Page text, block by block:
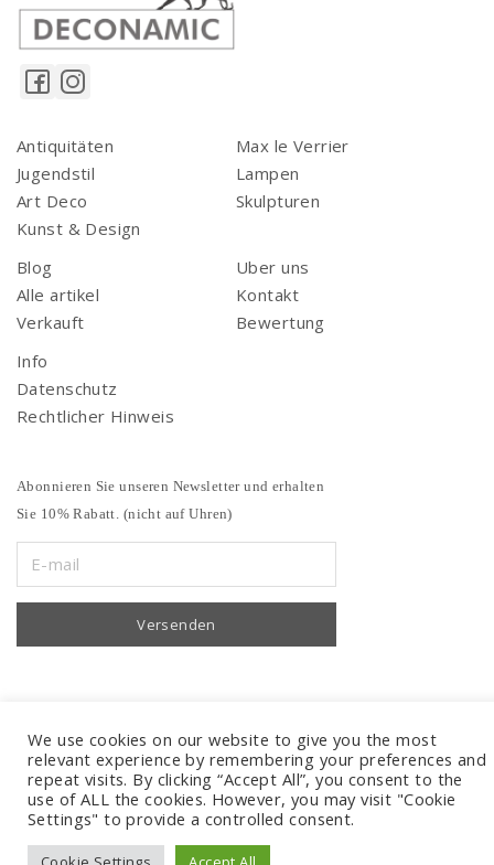
Antiquitäten
Jugendstil
Art Deco
Kunst & Design
Max le Verrier
Lampen
Skulpturen
Blog
Alle artikel
Verkauft
Uber uns
Kontakt
Bewertung
Info
Datenschutz
Rechtlicher Hinweis
Abonnieren Sie unseren Newsletter und erhalten
Sie 10% Rabatt. (nicht auf Uhren)
We use cookies on our website to give you the most
relevant experience by remembering your preferences and
repeat visits. By clicking “Accept All”, you consent to the
use of ALL the cookies. However, you may visit "Cookie
Settings" to provide a controlled consent.